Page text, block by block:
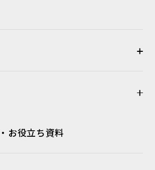
お役立ち資料